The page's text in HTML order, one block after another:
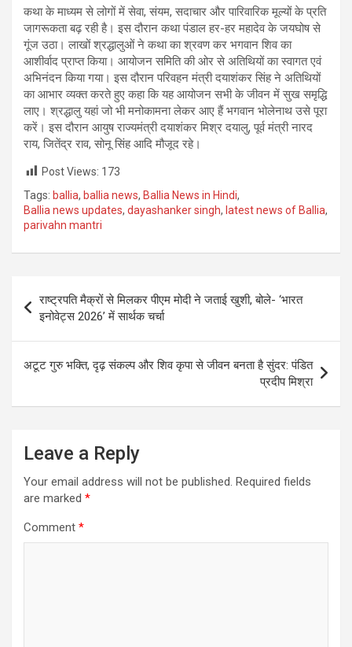
कथा के माध्यम से लोगों में सेवा, संयम, सदाचार और पारिवारिक मूल्यों के प्रति
जागरूकता बढ़ रही है। इस दौरान कथा पंडाल हर-हर महादेव के जयघोष से
गूंज उठा। लाखों श्रद्धालुओं ने कथा का श्रवण कर भगवान शिव का
आशीर्वाद प्राप्त किया। आयोजन समिति की ओर से अतिथियों का स्वागत एवं
अभिनंदन किया गया। इस दौरान परिवहन मंत्री दयाशंकर सिंह ने अतिथियों
का आभार व्यक्त करते हुए कहा कि यह आयोजन सभी के जीवन में सुख समृद्धि
लाए। श्रद्धालु यहां जो भी मनोकामना लेकर आए हैं भगवान भोलेनाथ उसे पूरा
करें। इस दौरान आयुष राज्यमंत्री दयाशंकर मिश्र दयालु, पूर्व मंत्री नारद
राय, जितेंद्र राव, सोनू सिंह आदि मौजूद रहे।
Post Views: 173
Tags: ballia, ballia news, Ballia News in Hindi,
Ballia news updates, dayashanker singh, latest news of Ballia,
parivahn mantri
navigation
राष्ट्रपति मैक्रों से मिलकर पीएम मोदी ने जताई खुशी, बोले- ‘भारत
इनोवेट्स 2026’ में सार्थक चर्चा
अटूट गुरु भक्ति, दृढ़ संकल्प और शिव कृपा से जीवन बनता है सुंदर: पंडित
प्रदीप मिश्रा
Leave a Reply
Your email address will not be published. Required fields
are marked *
Comment *